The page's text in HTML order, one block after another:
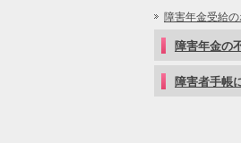
障害年金受給の
障害年金の
障害者手帳